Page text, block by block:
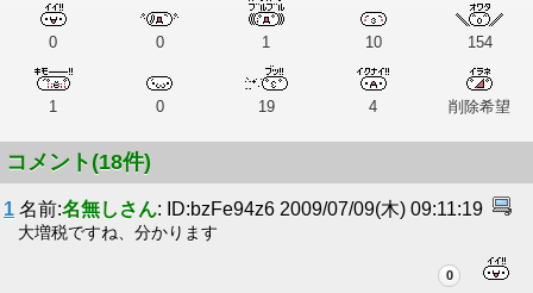
0 0 1 10 154
1 0 19 4 削除希望
コメント(18件)
1 名前:名無しさん: ID:bzFe94z6 2009/07/09(木) 09:11:19
大増税ですね、分かります
0